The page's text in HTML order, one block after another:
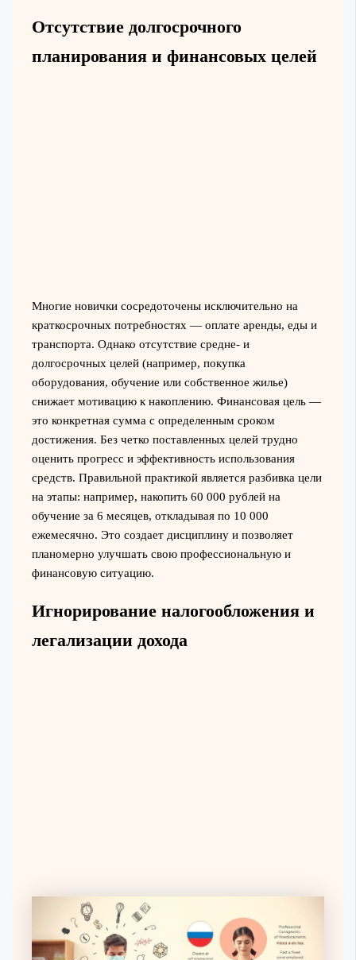
Отсутствие долгосрочного
планирования и финансовых целей
Многие новички сосредоточены исключительно на
краткосрочных потребностях — оплате аренды, еды и
транспорта. Однако отсутствие средне- и
долгосрочных целей (например, покупка
оборудования, обучение или собственное жилье)
снижает мотивацию к накоплению. Финансовая цель —
это конкретная сумма с определенным сроком
достижения. Без четко поставленных целей трудно
оценить прогресс и эффективность использования
средств. Правильной практикой является разбивка цели
на этапы: например, накопить 60 000 рублей на
обучение за 6 месяцев, откладывая по 10 000
ежемесячно. Это создает дисциплину и позволяет
планомерно улучшать свою профессиональную и
финансовую ситуацию.
Игнорирование налогообложения и
легализации дохода